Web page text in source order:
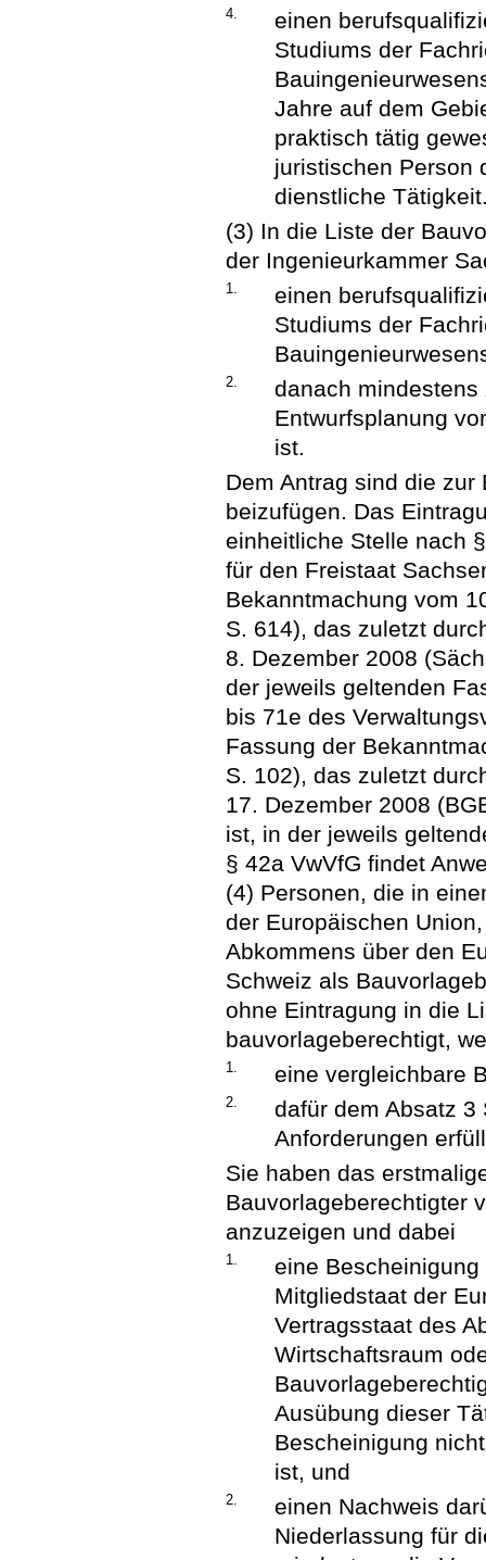
4.
einen
Studiums der
Jahre auf dem
praktisch tätig
juristischen Person
dienstliche
(3) In die Liste der
der Ingenieurkammer
1.
einen
Studiums der
2.
danach
Entwurfsplanung
ist.
Dem Antrag sind die
beizufügen. Das
einheitliche Stelle nach
für den Freistaat
Bekanntmachung vom
S. 614), das zuletzt
8. Dezember 2008
der jeweils geltenden
bis 71e des
Fassung der
S. 102), das zuletzt
17. Dezember 2008
ist, in der jeweils
§ 42a VwVfG findet
(4) Personen, die in
der Europäischen
Abkommens über den
Schweiz als
ohne Eintragung in die
bauvorlageberechtigt,
1. eine vergleichbare
2.
dafür dem Absatz 3
Anforderungen
Sie haben das
Bauvorlageberechtigter
anzuzeigen und dabei
1.
eine
Mitgliedstaat der
Vertragsstaat des
Wirtschaftsraum
Ausübung dieser
Bescheinigung
ist, und
2.
einen Nachweis
Niederlassung für